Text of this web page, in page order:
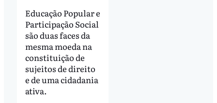
Educação Popular e
Participação Social
são duas faces da
mesma moeda na
constituição de
sujeitos de direito
e de uma cidadania
ativa.